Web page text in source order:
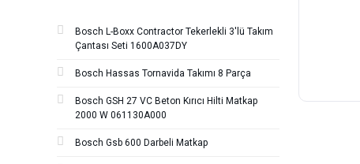
Bosch L-Boxx Contractor Tekerlekli 3'lü Takım
Çantası Seti 1600A037DY
Bosch Hassas Tornavida Takımı 8 Parça
Bosch GSH 27 VC Beton Kırıcı Hilti Matkap
2000 W 061130A000
Bosch Gsb 600 Darbeli Matkap